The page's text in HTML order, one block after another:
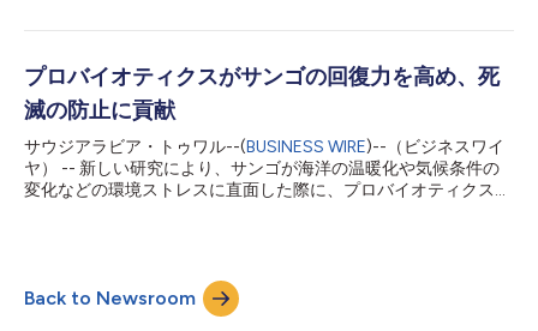
発電技術の分野では、この15年間にペロブスカイト型太陽電池
ます。 しかしシリコン系太陽電池が圧倒的シェアを占めている
分野では、比較的新しい技術であるペロブスカイト型太陽電池
は、高い電力変換効率（PCE）に加え、商用化の必須要件である
安定性と拡張性の2つも満たす必要があります。 最近公開された
「サイエンス」の論文の中で、KAUSTの研究者達はPSC太陽電池
の高温多湿試験に世界で初めて成功し、重要な一歩前進を遂げた
ことを報告しています。 高温多湿試験は入念な加速エージング
プロバイオティクスがサンゴの回復力を高め、死
滅の防止に貢献
サウジアラビア・トゥワル--(BUSINESS WIRE)--（ビジネスワイ
ヤ） -- 新しい研究により、サンゴが海洋の温暖化や気候条件の
変化などの環境ストレスに直面した際に、プロバイオティクスが
がアブドラ王立科学技術大学（KAUST）の紅海研究センターと連
携して実施した研究について詳述しています。これはこの種の研
究で初めて、「サンゴに有益な微生物」（BMC）が、サンゴの微
Back to Newsroom